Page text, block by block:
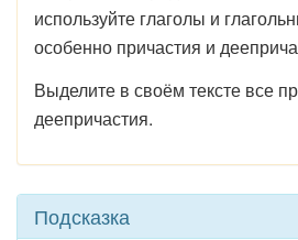
используйте глаголы и
особенно причастия и
Выделите в своём тексте все
деепричастия.
Подсказка